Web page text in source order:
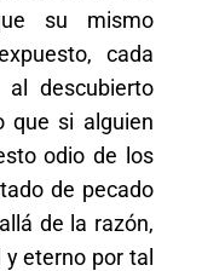
su mismo
cada
al descubierto
que si alguien
odio de los
de pecado
de la razón,
eterno por tal